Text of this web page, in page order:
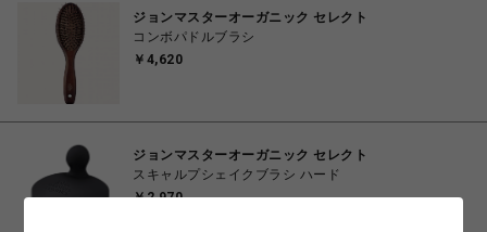
ジョンマスターオーガニック セレクト
コンボパドルブラシ
￥4,620
ジョンマスターオーガニック セレクト
スキャルプシェイクブラシ ハード
￥2,970